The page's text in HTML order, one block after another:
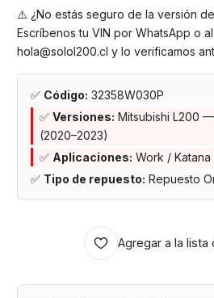
⚠️ ¿No estás seguro de la versión
Escríbenos tu VIN por WhatsApp o
hola@solol200.cl y lo verificamos
✅ Código: 32358W030P
✅ Versiones: Mitsubishi L200 —
(2020–2023)
✅ Aplicaciones: Work /
✅ Tipo de repuesto: Repuesto
Agregar a la lista